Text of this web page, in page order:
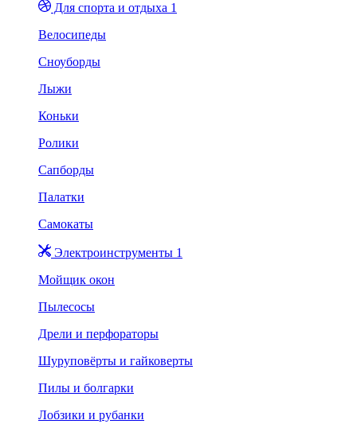
Для спорта и отдыха 1
Велосипеды
Сноуборды
Лыжи
Коньки
Ролики
Сапборды
Палатки
Самокаты
Электроинструменты 1
Мойщик окон
Пылесосы
Дрели и перфораторы
Шуруповёрты и гайковерты
Пилы и болгарки
Лобзики и рубанки